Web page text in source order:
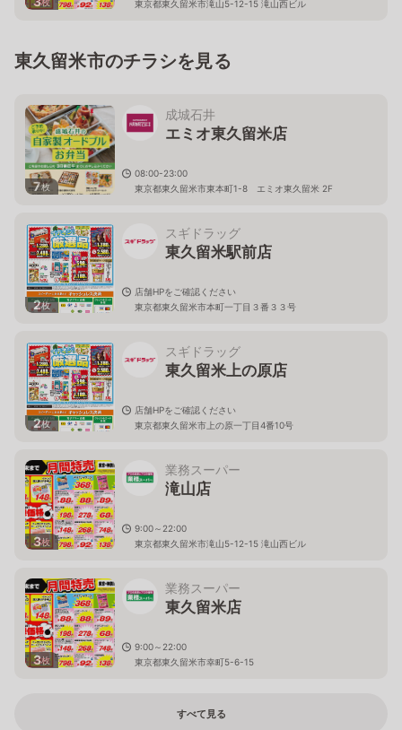
東京都東久留米市滝山5-12-15 滝山西ビル
東久留米市のチラシを見る
7枚
成城石井
エミオ東久留米店
08:00-23:00
東京都東久留米市東本町1-8 エミオ東久留米 2F
2枚
スギドラッグ
東久留米駅前店
店舗HPをご確認ください
東京都東久留米市本町一丁目３番３３号
2枚
スギドラッグ
東久留米上の原店
店舗HPをご確認ください
東京都東久留米市上の原一丁目4番10号
3枚
業務スーパー
滝山店
9:00～22:00
東京都東久留米市滝山5-12-15 滝山西ビル
3枚
業務スーパー
東久留米店
9:00～22:00
東京都東久留米市幸町5-6-15
すべて見る